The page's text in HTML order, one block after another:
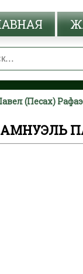
(Песах)